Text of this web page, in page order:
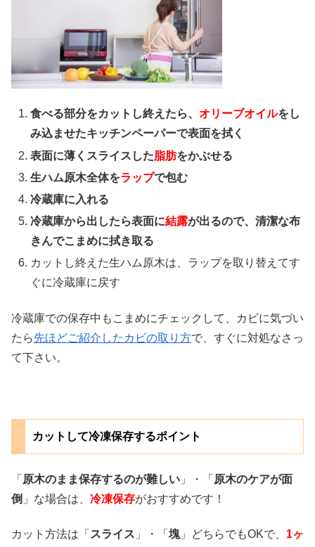
食べる部分をカットし終えたら、オリーブオイルをし
み込ませたキッチンペーパーで表面を拭く
表面に薄くスライスした脂肪をかぶせる
生ハム原木全体をラップで包む
冷蔵庫に入れる
冷蔵庫から出したら表面に結露が出るので、清潔な布
きんでこまめに拭き取る
カットし終えた生ハム原木は、ラップを取り替えてす
ぐに冷蔵庫に戻す
冷蔵庫での保存中もこまめにチェックして、カビに気づい
たら先ほどご紹介したカビの取り方で、すぐに対処なさっ
て下さい。
カットして冷凍保存するポイント
「 原木のまま保存するのが難しい 」・「 原木のケアが面
倒 」な場合は、 冷凍保存がおすすめです！
カット方法は「 スライス 」・「 塊 」どちらでもOKで、 1ヶ